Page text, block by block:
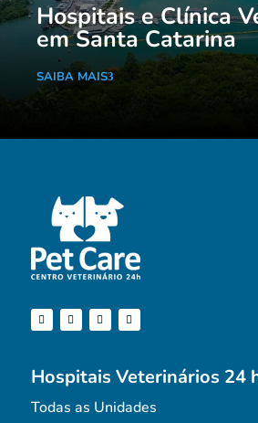
Hospitais e Clínica
em Santa Catarina
SAIBA MAIS
Hospitais Veterinários 24
Todas as Unidades